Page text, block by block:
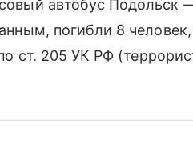
автобус Подольск
погибли 8 человек,
ст. 205 УК РФ